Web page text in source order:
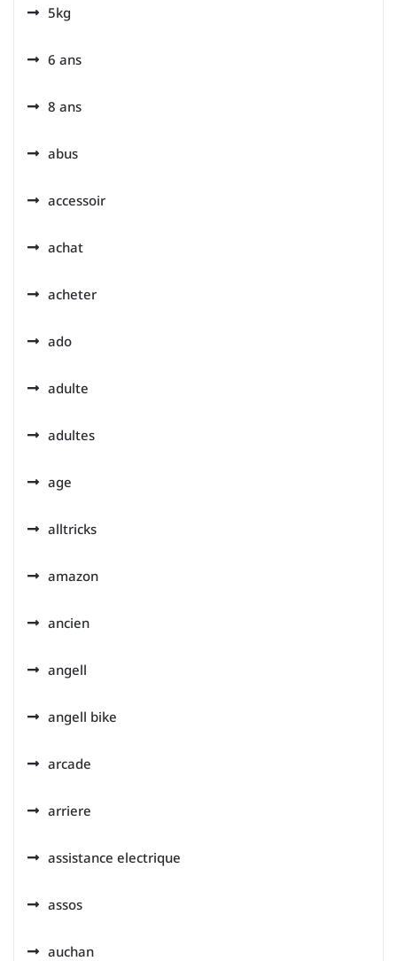
5kg
6 ans
8 ans
abus
accessoir
achat
acheter
ado
adulte
adultes
age
alltricks
amazon
ancien
angell
angell bike
arcade
arriere
assistance electrique
assos
auchan